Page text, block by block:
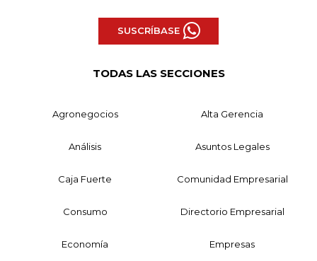
SUSCRÍBASE
TODAS LAS SECCIONES
Agronegocios Alta Gerencia
Análisis Asuntos Legales
Caja Fuerte Comunidad Empresarial
Consumo Directorio Empresarial
Economía Empresas